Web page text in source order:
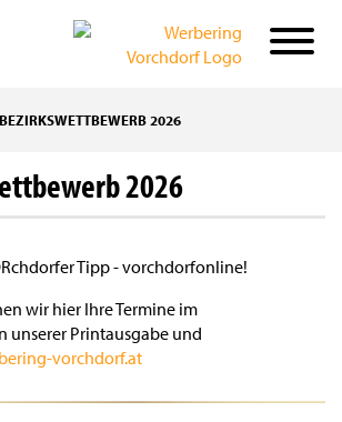
2026
2026
Tipp - vorchdorfonline!
wir hier Ihre Termine im
unserer Printausgabe und
vorchdorf.at